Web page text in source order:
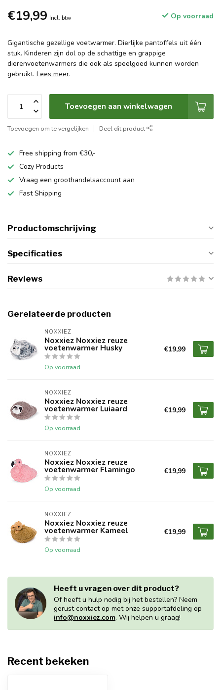
€19,99 Incl. btw Op voorraad
Gigantische gezellige voetwarmer. Dierlijke pantoffels uit één
stuk. Kinderen zijn dol op de schattige en grappige
dierenvoetenwarmers die ook als speelgoed kunnen worden
gebruikt. Lees meer.
Toevoegen aan winkelwagen
Toevoegen om te vergelijken Deel dit product
Free shipping from €30,-
Cozy Products
Vraag een groothandelsaccount aan
Fast Shipping
Productomschrijving
Specificaties
Reviews
Gerelateerde producten
NOXXIEZ
Noxxiez Noxxiez reuze
voetenwarmer Husky
Op voorraad
€19,99
NOXXIEZ
Noxxiez Noxxiez reuze
voetenwarmer Luiaard
Op voorraad
€19,99
NOXXIEZ
Noxxiez Noxxiez reuze
voetenwarmer Flamingo
Op voorraad
€19,99
NOXXIEZ
Noxxiez Noxxiez reuze
voetenwarmer Kameel
Op voorraad
€19,99
Heeft u vragen over dit product?
Of heeft u hulp nodig bij het bestellen? Neem
gerust contact op met onze supportafdeling op
info@noxxiez.com. Wij helpen u graag!
Recent bekeken